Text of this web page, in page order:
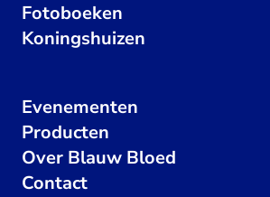
Fotoboeken
Koningshuizen
Evenementen
Producten
Over Blauw Bloed
Contact